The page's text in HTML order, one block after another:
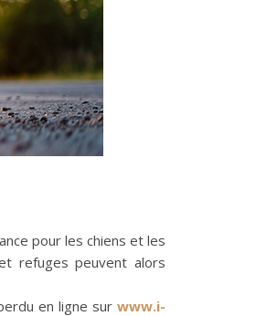
pour les chiens et les
refuges peuvent alors
en ligne sur www.i-